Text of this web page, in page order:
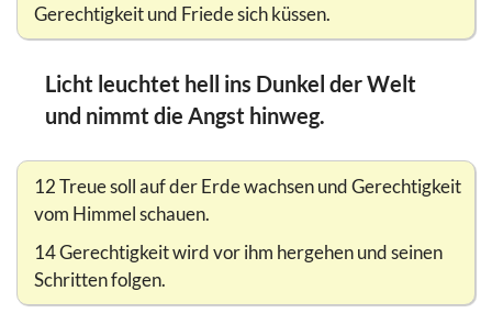
Gerechtigkeit und Friede sich küssen.
Licht leuchtet hell ins Dunkel der Welt
und nimmt die Angst hinweg.
12 Treue soll auf der Erde wachsen und Gerechtigkeit
vom Himmel schauen.
14 Gerechtigkeit wird vor ihm hergehen und seinen
Schritten folgen.